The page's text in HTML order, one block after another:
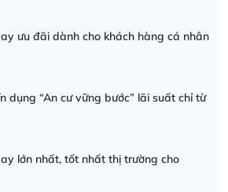
ưu đãi dành cho khách hàng cá nhân
dụng “An cư vững bước” lãi suất chỉ từ
lớn nhất, tốt nhất thị trường cho